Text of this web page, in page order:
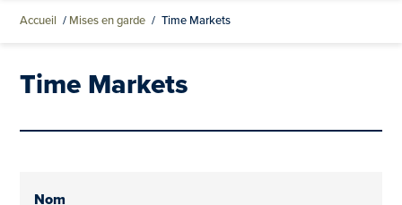
Accueil / Mises en garde / Time Markets
Time Markets
Nom